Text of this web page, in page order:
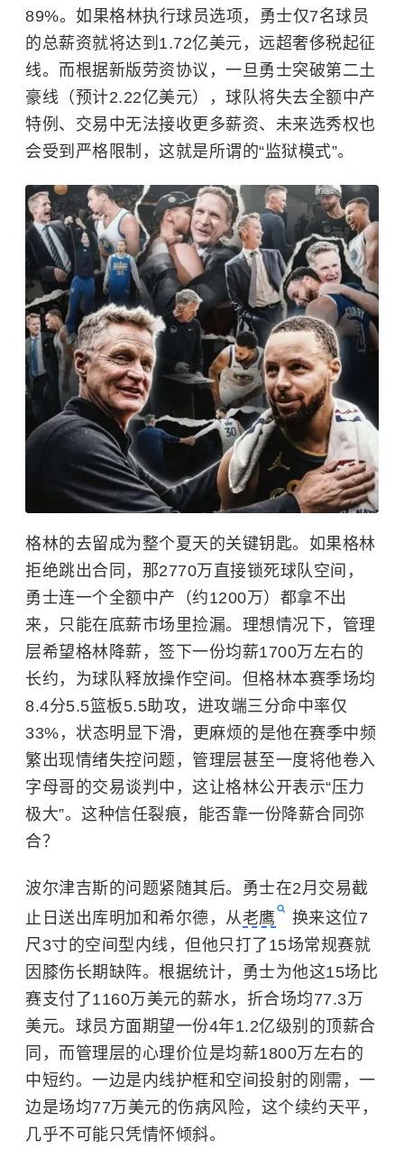
89%。如果格林执行球员选项，勇士仅7名球员
的总薪资就将达到1.72亿美元，远超奢侈税起征
线。而根据新版劳资协议，一旦勇士突破第二土
豪线（预计2.22亿美元），球队将失去全额中产
特例、交易中无法接收更多薪资、未来选秀权也
会受到严格限制，这就是所谓的“监狱模式”。
格林的去留成为整个夏天的关键钥匙。如果格林
拒绝跳出合同，那2770万直接锁死球队空间，
勇士连一个全额中产（约1200万）都拿不出
来，只能在底薪市场里捡漏。理想情况下，管理
层希望格林降薪，签下一份均薪1700万左右的
长约，为球队释放操作空间。但格林本赛季场均
8.4分5.5篮板5.5助攻，进攻端三分命中率仅
33%，状态明显下滑，更麻烦的是他在赛季中频
繁出现情绪失控问题，管理层甚至一度将他卷入
字母哥的交易谈判中，这让格林公开表示“压力
极大”。这种信任裂痕，能否靠一份降薪合同弥
合？
波尔津吉斯的问题紧随其后。勇士在2月交易截
止日送出库明加和希尔德，从老鹰
换来这位7
尺3寸的空间型内线，但他只打了15场常规赛就
因膝伤长期缺阵。根据统计，勇士为他这15场比
赛支付了1160万美元的薪水，折合场均77.3万
美元。球员方面期望一份4年1.2亿级别的顶薪合
同，而管理层的心理价位是均薪1800万左右的
中短约。一边是内线护框和空间投射的刚需，一
边是场均77万美元的伤病风险，这个续约天平，
几乎不可能只凭情怀倾斜。